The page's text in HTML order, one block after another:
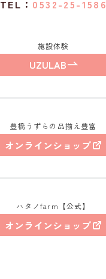
TEL： 0532-25-1586
施設体験
UZULAB
豊橋うずらの品揃え豊富
オンラインショップ
ハタノfarm【公式】
オンラインショップ